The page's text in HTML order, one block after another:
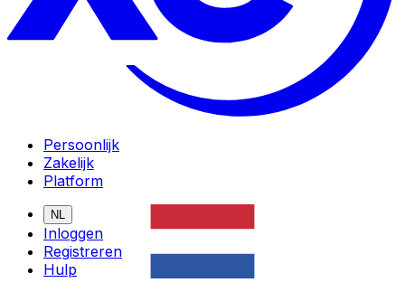
Persoonlijk
Zakelijk
Platform
NL
Inloggen
Registreren
Hulp